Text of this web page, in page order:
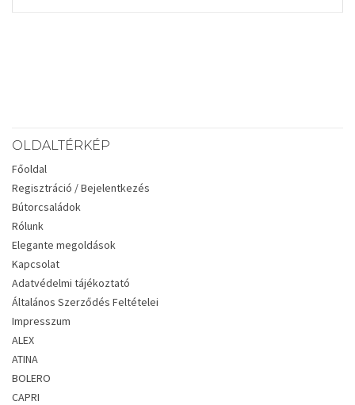
OLDALTÉRKÉP
Főoldal
Regisztráció / Bejelentkezés
Bútorcsaládok
Rólunk
Elegante megoldások
Kapcsolat
Adatvédelmi tájékoztató
Általános Szerződés Feltételei
Impresszum
ALEX
ATINA
BOLERO
CAPRI